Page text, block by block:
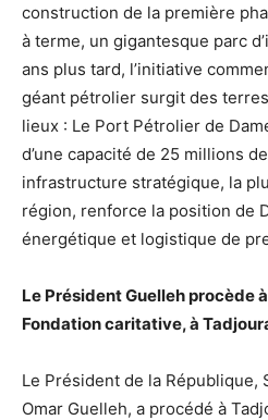
construction de la première
à terme, un gigantesque parc
ans plus tard, l’initiative
géant pétrolier surgit des
lieux : Le Port Pétrolier de
d’une capacité de 25 millions
infrastructure stratégique, la
région, renforce la position de
énergétique et logistique de
Le Président Guelleh procède
Fondation caritative, à
Le Président de la République,
Omar Guelleh, a procédé à